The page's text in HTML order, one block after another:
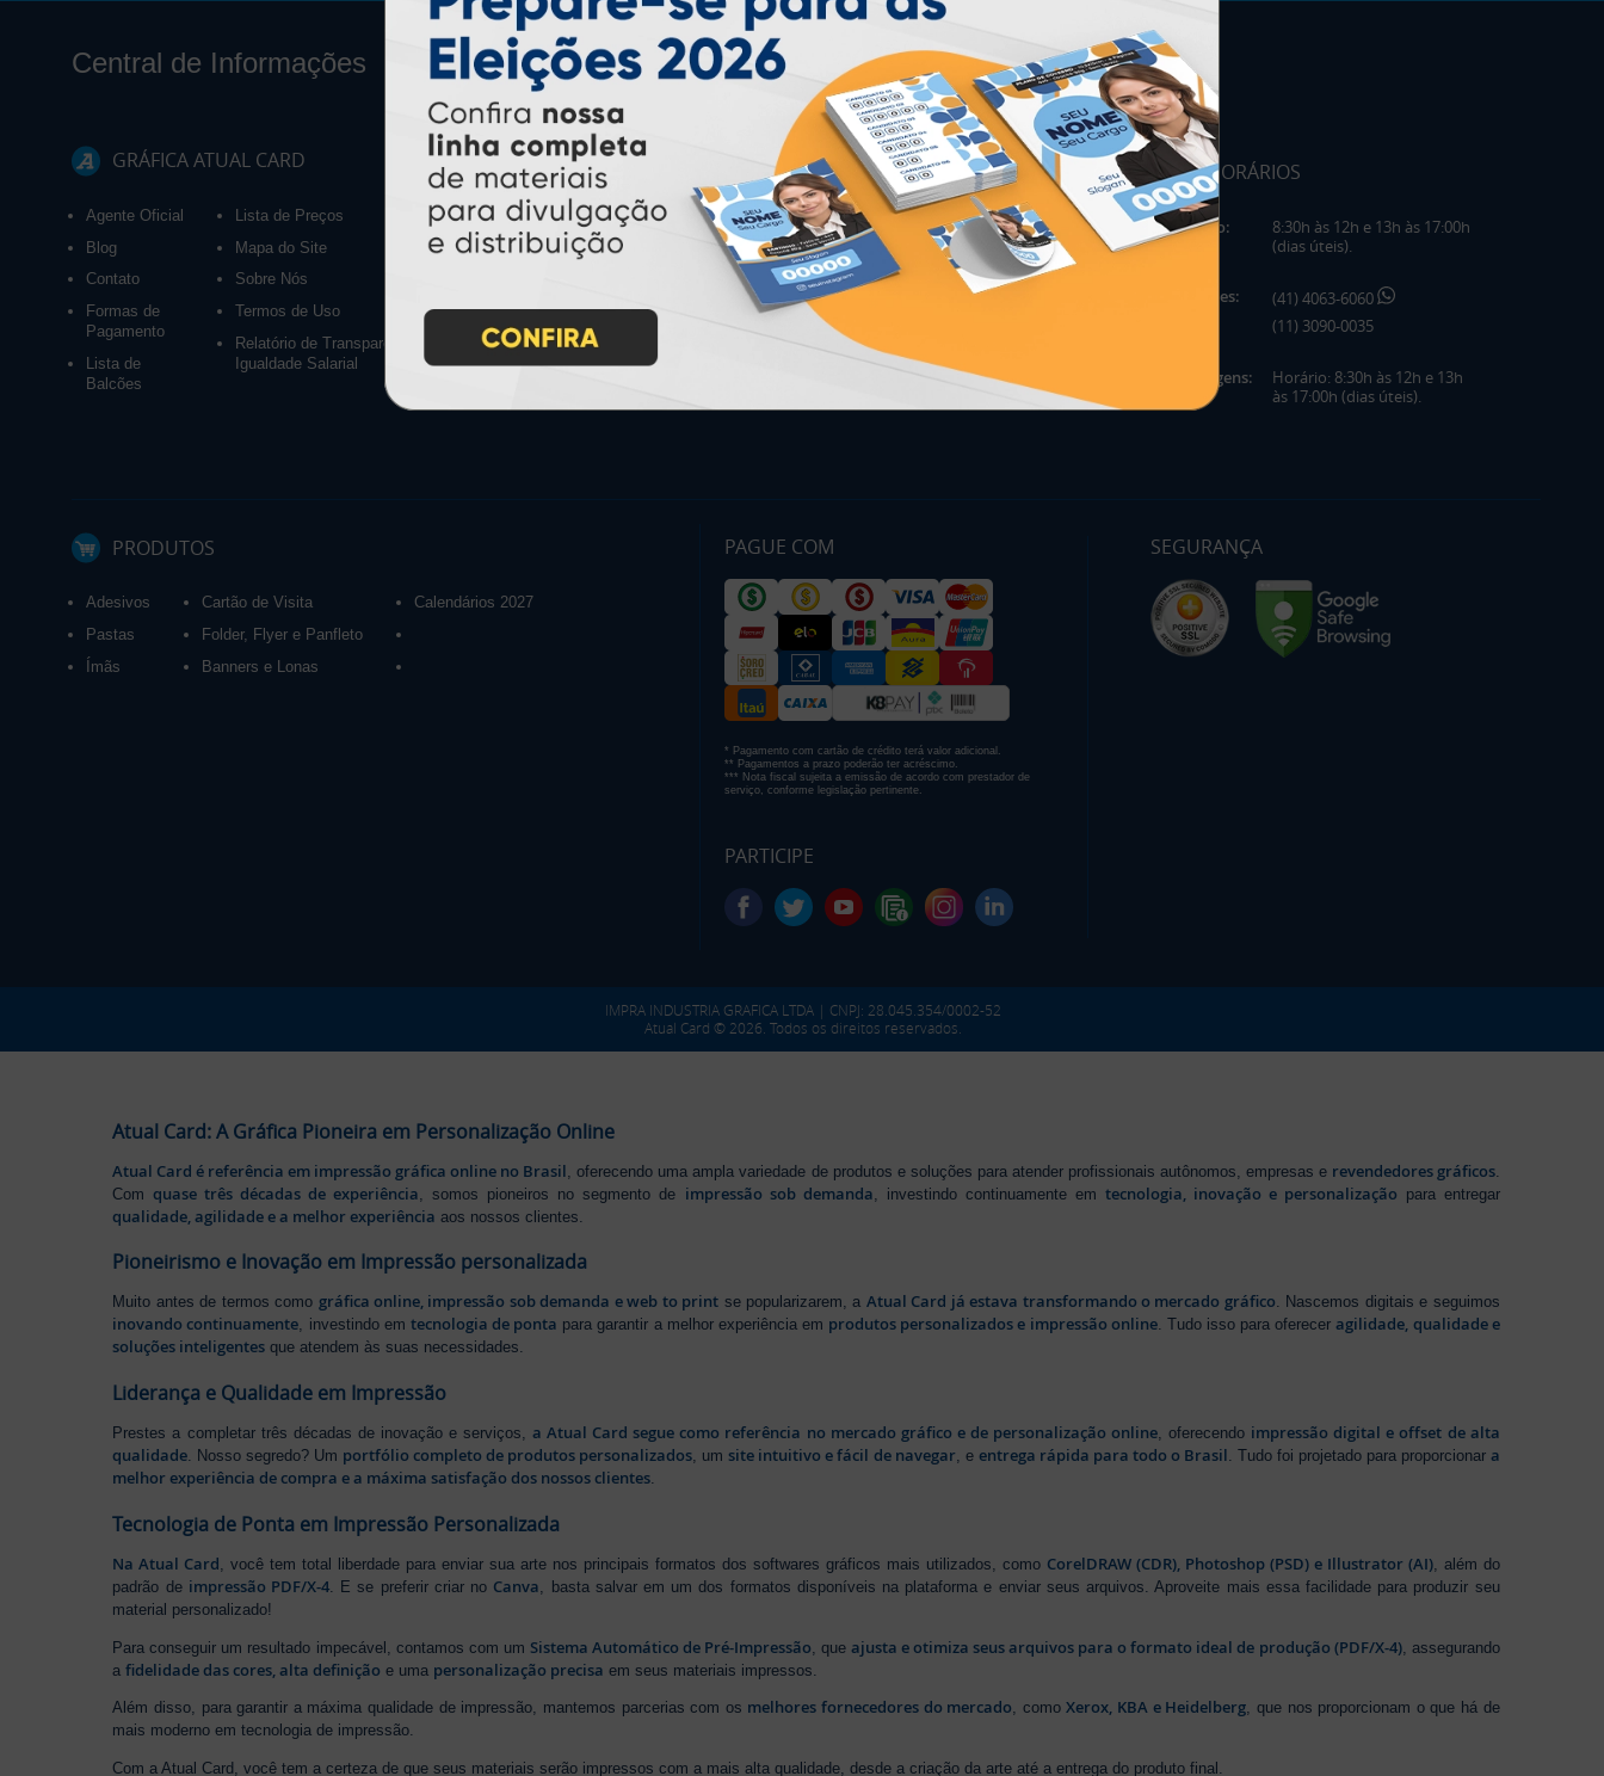
Central de Informações
GRÁFICA ATUAL CARD
Agente Oficial
Blog
Contato
Formas de
Pagamento
Lista de
Balcões
Lista de Preços
Mapa do Site
Sobre Nós
Termos de Uso
Relatório de Transparência e
Igualdade Salarial
INSTRUÇÕES
Inicio
Como Comprar
Como exportar em
Garantia
Montagem e Fechamento de
Arquivo
Perguntas Frequentes
HORÁRIOS
Horário:
8:30h às 12h e 13h às 17:00h
(dias úteis).
Telefones:
(41) 4063-6060
(11) 3090-0035
Mensagens:
Horário: 8:30h às 12h e 13h
às 17:00h (dias úteis).
PRODUTOS
Adesivos
Pastas
Ímãs
Cartão de Visita
Folder, Flyer e Panfleto
Banners e Lonas
Calendários 2027
PAGUE COM
* Pagamento com cartão de crédito terá valor adicional.
** Pagamentos a prazo poderão ter acréscimo.
*** Nota fiscal sujeita a emissão de acordo com prestador de
serviço, conforme legislação pertinente.
PARTICIPE
SEGURANÇA
IMPRA INDUSTRIA GRAFICA LTDA | CNPJ: 28.045.354/0002-52
Atual Card © 2026. Todos os direitos reservados.
Atual Card: A Gráfica Pioneira em Personalização Online
Atual Card é referência em impressão gráfica online no Brasil , oferecendo uma ampla variedade de produtos e soluções para atender profissionais autônomos, empresas e revendedores gráficos.
Comquase três décadas de experiência , somos pioneiros no segmento de impressão sob demanda , investindo continuamente em tecnologia, inovação e personalização para entregar
qualidade, agilidade e a melhor experiência aos nossos clientes.
Pioneirismo e Inovação em Impressão personalizada
Muito antes de termos como gráfica online, impressão sob demanda e web to print se popularizarem, a Atual Card já estava transformando o mercado gráfico. Nascemos digitais e seguimos
inovando continuamente, investindo em tecnologia de ponta para garantir a melhor experiência em produtos personalizados e impressão online. Tudo isso para ofereceragilidade, qualidade e
soluções inteligentes que atendem às suas necessidades.
Liderança e Qualidade em Impressão
Prestes a completar três décadas de inovação e serviços,a Atual Card segue como referência no mercado gráfico e de personalização online , oferecendo impressão digital e offset de alta
qualidade . Nosso segredo? Um portfólio completo de produtos personalizados , um site intuitivo e fácil de navegar , e entrega rápida para todo o Brasil . Tudo foi projetado para proporcionar a
melhor experiência de compra e a máxima satisfação dos nossos clientes
Tecnologia de Ponta em Impressão Personalizada
Na Atual Card , você tem total liberdade para enviar sua arte nos principais formatos dos softwares gráficos mais utilizados, como CorelDRAW (CDR), Photoshop (PSD) e Illustrator (AI), além do
padrão de impressão PDF/X-4 . E se preferir criar no Canva , basta salvar em um dos formatos disponíveis na plataforma e enviar seus arquivos. Aproveite mais essa facilidade para produzir seu
material personalizado!
Para conseguir um resultado impecável, contamos com um Sistema Automático de Pré-Impressão , queajusta e otimiza seus arquivos para o formato ideal de produção (PDF/X-4), assegurando
afidelidade das cores, alta definição e uma personalização precisa em seus materiais impressos.
Além disso, para garantir a máxima qualidade de impressão, mantemos parcerias com os melhores fornecedores do mercado, comoXerox, KBA e Heidelberg, que nos proporcionam o que há de
mais moderno em tecnologia de impressão.
Com a Atual Card, você tem a certeza de que seus materiais serão impressos com a mais alta qualidade, desde a criação da arte até a entrega do produto final.